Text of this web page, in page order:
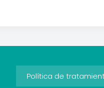
Política de